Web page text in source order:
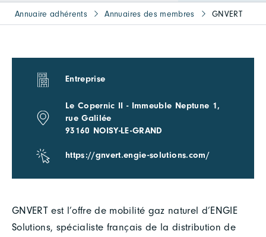
Annuaire adhérents Annuaires des membres GNVERT
GNVERT est l’offre de mobilité gaz naturel d’ENGIE
Solutions, spécialiste français de la distribution de
Entreprise
Le Copernic II - Immeuble Neptune 1,
rue Galilée
93160 NOISY-LE-GRAND
https://gnvert.engie-solutions.com/